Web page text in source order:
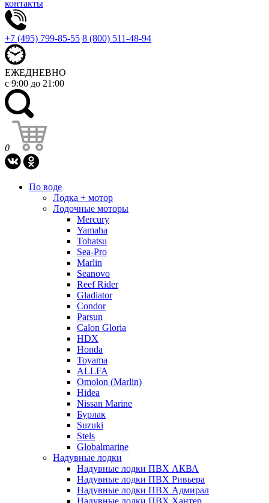
контакты
+7 (495) 799-85-55 8 (800) 511-48-94
ЕЖЕДНЕВНО
с 9:00 до 21:00
0
По воде
Лодка + мотор
Лодочные моторы
Mercury
Yamaha
Tohatsu
Sea-Pro
Marlin
Seanovo
Reef Rider
Gladiator
Condor
Parsun
Calon Gloria
HDX
Honda
Toyama
ALLFA
Omolon (Marlin)
Hidea
Nissan Marine
Бурлак
Suzuki
Stels
Globalmarine
Надувные лодки
Надувные лодки ПВХ АКВА
Надувные лодки ПВХ Ривьера
Надувные лодки ПВХ Адмирал
Надувные лодки ПВХ Хантер